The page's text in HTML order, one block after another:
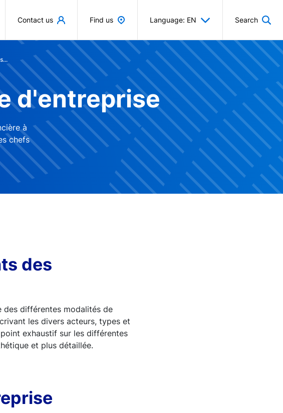
Contact us Find us Language: EN Search
d'entreprise
à
chefs
des
des différentes modalités de
les divers acteurs, types et
exhaustif sur les différentes
et plus détaillée.